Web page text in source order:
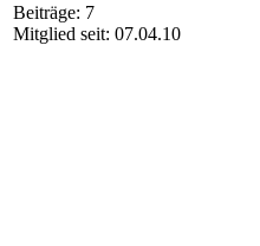
Beiträge: 7
Mitglied seit: 07.04.10